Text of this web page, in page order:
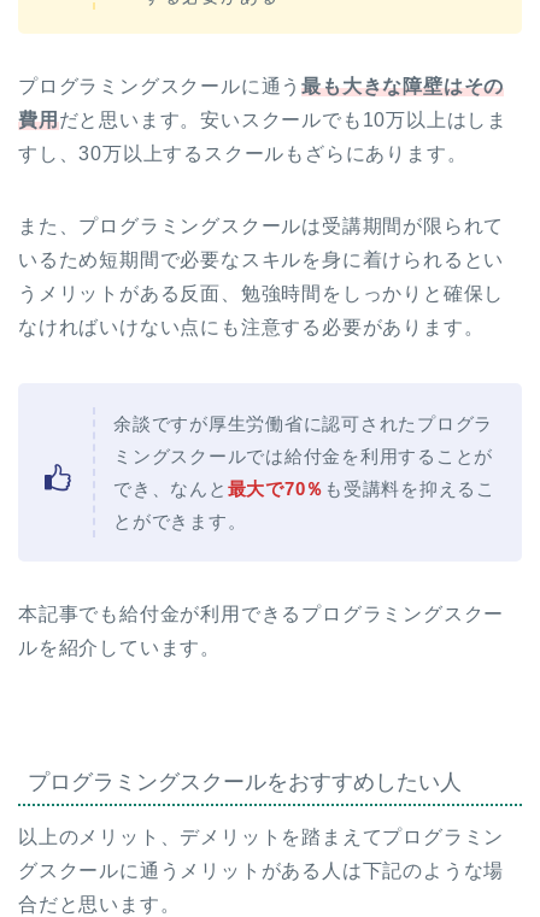
プログラミングスクールに通う最も大きな障壁はその
費用だと思います。安いスクールでも10万以上はしま
すし、30万以上するスクールもざらにあります。
また、プログラミングスクールは受講期間が限られて
いるため短期間で必要なスキルを身に着けられるとい
うメリットがある反面、勉強時間をしっかりと確保し
なければいけない点にも注意する必要があります。
余談ですが厚生労働省に認可されたプログラ
ミングスクールでは給付金を利用することが
でき、なんと 最大で70％ も受講料を抑えるこ
とができます。
本記事でも給付金が利用できるプログラミングスクー
ルを紹介しています。
プログラミングスクールをおすすめしたい人
以上のメリット、デメリットを踏まえてプログラミン
グスクールに通うメリットがある人は下記のような場
合だと思います。